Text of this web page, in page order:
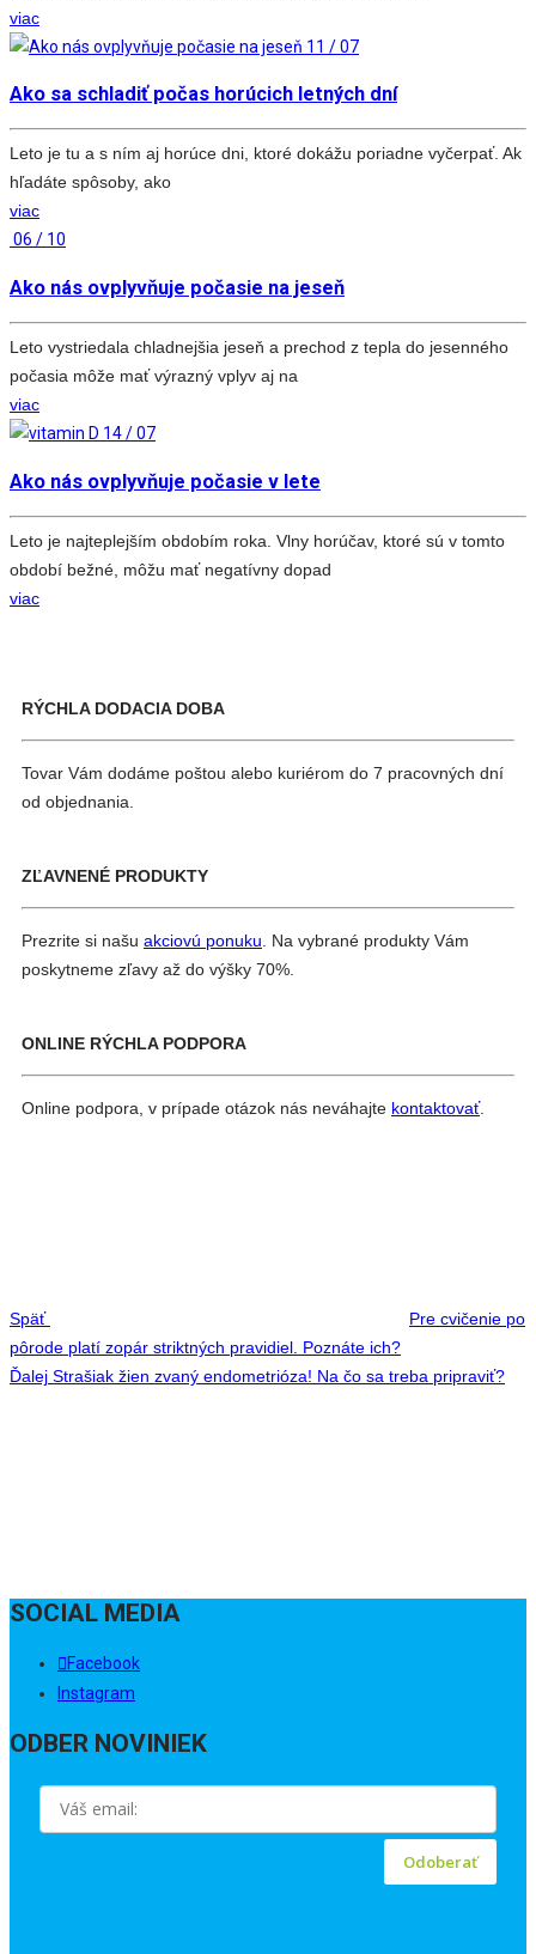
viac
11 / 07
Ako sa schladiť počas horúcich letných dní
Leto je tu a s ním aj horúce dni, ktoré dokážu poriadne vyčerpať. Ak
hľadáte spôsoby, ako
viac
06 / 10
Ako nás ovplyvňuje počasie na jeseň
Leto vystriedala chladnejšia jeseň a prechod z tepla do jesenného
počasia môže mať výrazný vplyv aj na
viac
14 / 07
Ako nás ovplyvňuje počasie v lete
Leto je najteplejším obdobím roka. Vlny horúčav, ktoré sú v tomto
období bežné, môžu mať negatívny dopad
viac
RÝCHLA DODACIA DOBA
Tovar Vám dodáme poštou alebo kuriérom do 7 pracovných dní
od objednania.
ZĽAVNENÉ PRODUKTY
Prezrite si našu akciovú ponuku . Na vybrané produkty Vám
poskytneme zľavy až do výšky 70%.
ONLINE RÝCHLA PODPORA
Online podpora, v prípade otázok nás neváhajte kontaktovať.
Späť
Pre cvičenie po
pôrode platí zopár striktných pravidiel. Poznáte ich?
Next
Ďalej Strašiak žien zvaný endometrióza! Na čo sa treba pripraviť?
SOCIAL MEDIA
Facebook
Instagram
ODBER NOVINIEK
Odoberať